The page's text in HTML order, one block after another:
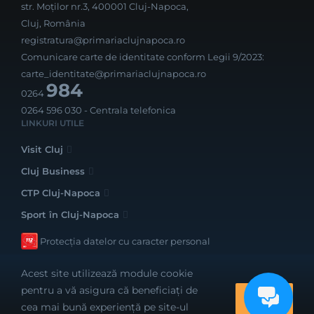
str. Moților nr.3, 400001 Cluj-Napoca,
Cluj, România
registratura@primariaclujnapoca.ro
Comunicare carte de identitate conform Legii 9/2023:
carte_identitate@primariaclujnapoca.ro
0264984
0264 596 030 - Centrala telefonica
LINKURI UTILE
Visit Cluj
Cluj Business
CTP Cluj-Napoca
Sport în Cluj-Napoca
Protecția datelor cu caracter personal
Acest site utilizează module cookie
pentru a vă asigura că beneficiați de
cea mai bună experiență pe site-ul
OK